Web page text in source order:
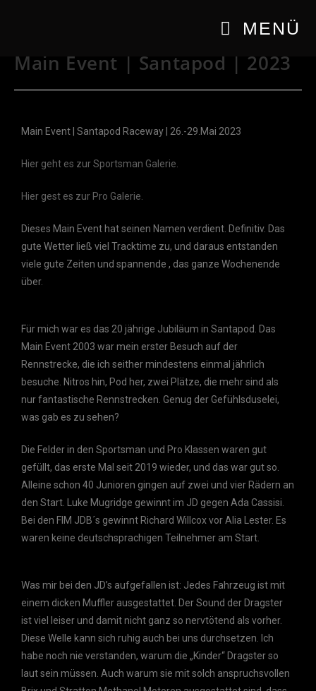
MENÜ
Main Event | Santapod | 2023
Main Event | Santapod Raceway | 26.-29.Mai 2023
Hier geht es zur Sportsman Galerie.
Hier gest es zur Pro Galerie.
Dieses Main Event hat seinen Namen verdient. Definitiv. Das
gute Wetter ließ viel Tracktime zu, und daraus entstanden
viele gute Zeiten und spannende , das ganze Wochenende
über.
Für mich war es das 20 jährige Jubiläum in Santapod. Das
Main Event 2003 war mein erster Besuch auf der
Rennstrecke, die ich seither mindestens einmal jährlich
besuche. Nitros hin, Pod her, zwei Plätze, die mehr sind als
nur fantastische Rennstrecken. Genug der Gefühlsduselei,
was gab es zu sehen?
Die Felder in den Sportsman und Pro Klassen waren gut
gefüllt, das erste Mal seit 2019 wieder, und das war gut so.
Alleine schon 40 Junioren gingen auf zwei und vier Rädern an
den Start. Luke Mugridge gewinnt im JD gegen Ada Cassisi.
Bei den FIM JDB´s gewinnt Richard Willcox vor Alia Lester. Es
waren keine deutschsprachigen Teilnehmer am Start.
Was mir bei den JD’s aufgefallen ist: Jedes Fahrzeug ist mit
einem dicken Muffler ausgestattet. Der Sound der Dragster
ist viel leiser und damit nicht ganz so nervtötend als vorher.
Diese Welle kann sich ruhig auch bei uns durchsetzen. Ich
habe noch nie verstanden, warum die „Kinder“ Dragster so
laut sein müssen. Auch warum sie mit solch anspruchsvollen